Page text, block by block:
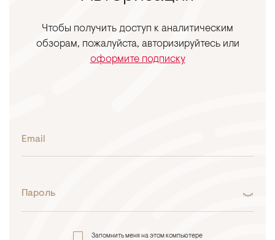
Чтобы получить доступ к аналитическим
обзорам, пожалуйста, авторизируйтесь или
оформите подписку
Email
Пароль
Запомнить меня на этом компьютере